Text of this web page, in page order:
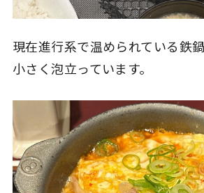
現在進行系で温められている鉄
小さく泡立っています。